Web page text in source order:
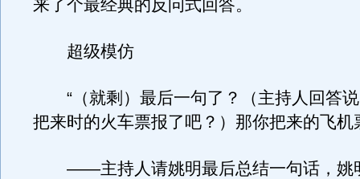
来了个最经典的反问式回答。
超级模仿
“（就剩）最后一句了？（主持人回答说
把来时的火车票报了吧？）那你把来的飞机
——主持人请姚明最后总结一句话，姚